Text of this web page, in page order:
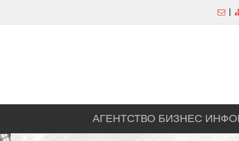
АГЕНТСТВО БИЗНЕС